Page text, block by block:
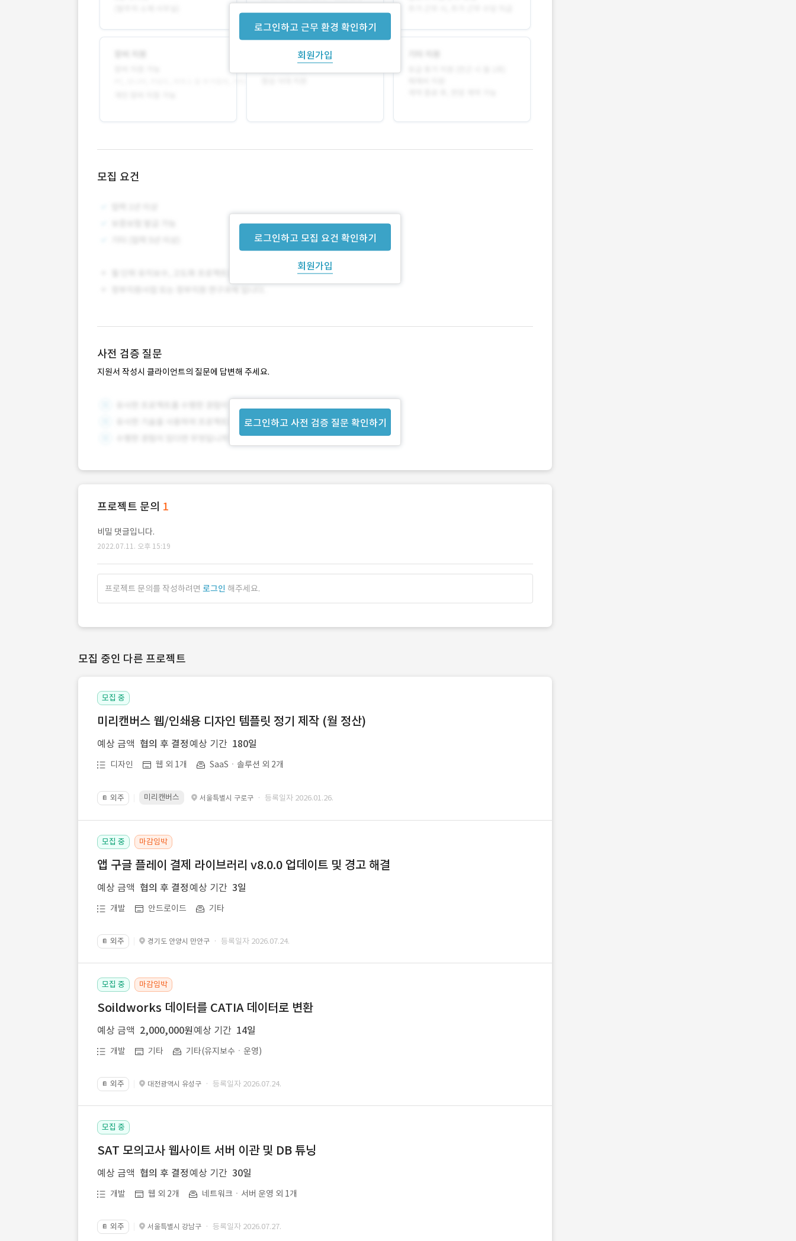
로그인하고 근무 환경 확인하기
회원가입
모집 요건
로그인하고 모집 요건 확인하기
회원가입
사전 검증 질문
지원서 작성시 클라이언트의 질문에 답변해 주세요.
로그인하고 사전 검증 질문 확인하기
프로젝트 문의 1
비밀 댓글입니다.
2022.07.11. 오후 15:19
프로젝트 문의를 작성하려면 로그인 해주세요.
모집 중인 다른 프로젝트
모집 중
미리캔버스 웹/인쇄용 디자인 템플릿 정기 제작 (월 정산)
예상 금액 협의 후 결정 예상 기간 180일
디자인 웹 외 1개 SaaSㆍ솔루션 외 2개
📔 외주 미리캔버스 서울특별시 구로구 · 등록일자 2026.01.26.
모집 중 마감임박
앱 구글 플레이 결제 라이브러리 v8.0.0 업데이트 및 경고 해결
예상 금액 협의 후 결정 예상 기간 3일
개발 안드로이드 기타
📔 외주 경기도 안양시 만안구 · 등록일자 2026.07.24.
모집 중 마감임박
Soildworks 데이터를 CATIA 데이터로 변환
예상 금액 2,000,000원 예상 기간 14일
개발 기타 기타(유지보수ㆍ운영)
📔 외주 대전광역시 유성구 · 등록일자 2026.07.24.
모집 중
SAT 모의고사 웹사이트 서버 이관 및 DB 튜닝
예상 금액 협의 후 결정 예상 기간 30일
개발 웹 외 2개 네트워크ㆍ서버 운영 외 1개
📔 외주 서울특별시 강남구 · 등록일자 2026.07.27.